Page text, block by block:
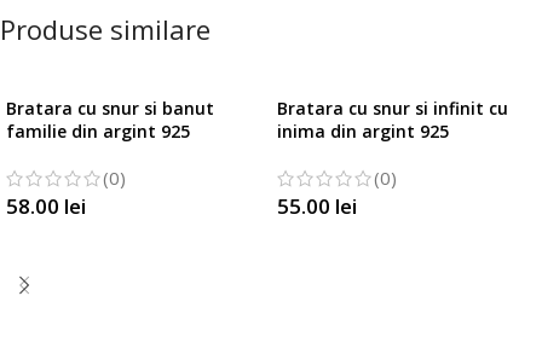
Produse similare
Bratara cu snur si banut
familie din argint 925
(0)
58.00 lei
Bratara cu snur si infinit cu
inima din argint 925
(0)
55.00 lei